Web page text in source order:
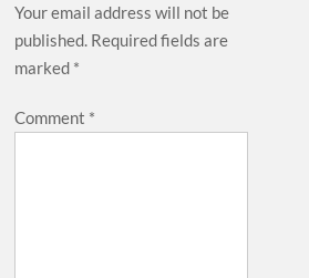
Your email address will not be
published. Required fields are
marked *
Comment *